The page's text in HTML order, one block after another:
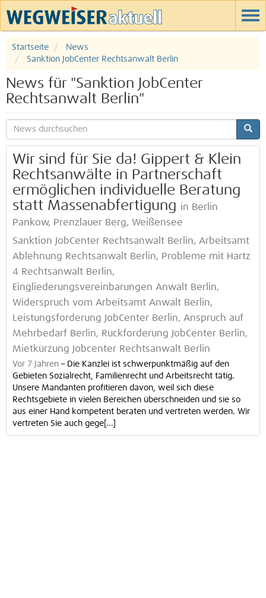
Startseite
News
Sanktion JobCenter Rechtsanwalt Berlin
News für "Sanktion JobCenter
Rechtsanwalt Berlin"
Wir sind für Sie da! Gippert & Klein
Rechtsanwälte in Partnerschaft
ermöglichen individuelle Beratung
statt Massenabfertigung in Berlin
Pankow, Prenzlauer Berg, Weißensee
Sanktion JobCenter Rechtsanwalt Berlin, Arbeitsamt
Ablehnung Rechtsanwalt Berlin, Probleme mit Hartz
4 Rechtsanwalt Berlin,
Eingliederungsvereinbarungen Anwalt Berlin,
Widerspruch vom Arbeitsamt Anwalt Berlin,
Leistungsforderung JobCenter Berlin, Anspruch auf
Mehrbedarf Berlin, Rückforderung JobCenter Berlin,
Mietkürzung Jobcenter Rechtsanwalt Berlin
Vor 7 Jahren – Die Kanzlei ist schwerpunktmäßig auf den
Gebieten Sozialrecht, Familienrecht und Arbeitsrecht tätig.
Unsere Mandanten profitieren davon, weil sich diese
Rechtsgebiete in vielen Bereichen überschneiden und sie so
aus einer Hand kompetent beraten und vertreten werden. Wir
vertreten Sie auch gege[...]